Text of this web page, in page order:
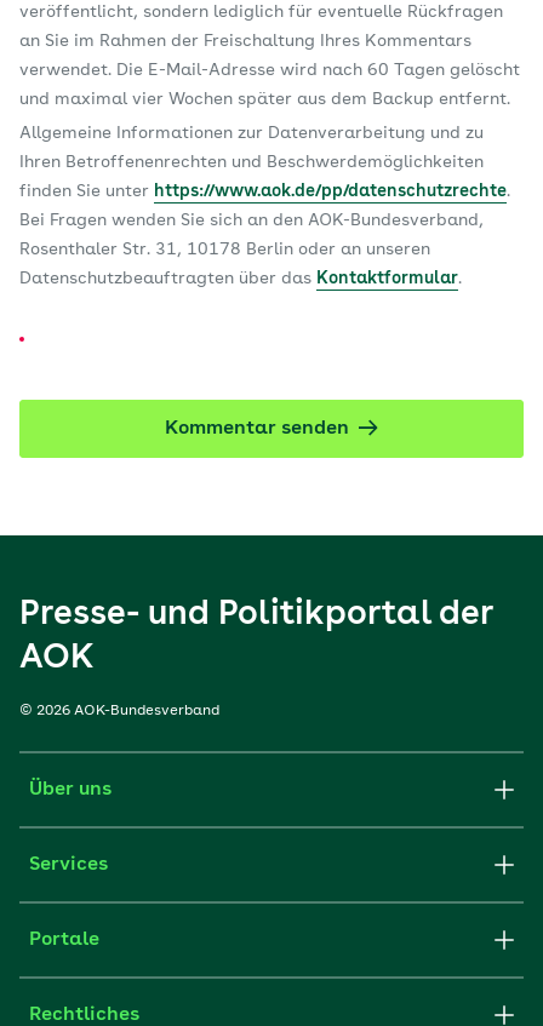
veröffentlicht, sondern lediglich für eventuelle Rückfragen
an Sie im Rahmen der Freischaltung Ihres Kommentars
verwendet. Die E-Mail-Adresse wird nach 60 Tagen gelöscht
und maximal vier Wochen später aus dem Backup entfernt.
Allgemeine Informationen zur Datenverarbeitung und zu
Ihren Betroffenenrechten und Beschwerdemöglichkeiten
finden Sie unter https://www.aok.de/pp/datenschutzrechte.
Bei Fragen wenden Sie sich an den AOK-Bundesverband,
Rosenthaler Str. 31, 10178 Berlin oder an unseren
Datenschutzbeauftragten über das Kontaktformular.
Kommentar senden
Presse- und Politikportal der
AOK
© 2026 AOK-Bundesverband
Über uns
Services
Portale
Rechtliches